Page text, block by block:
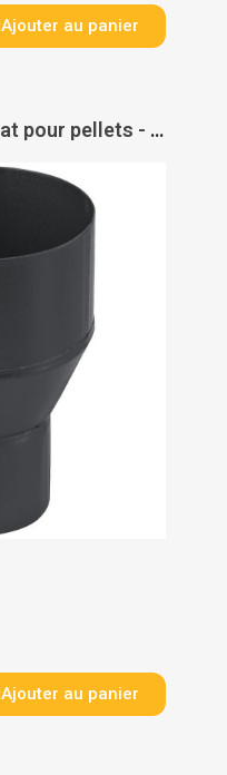
Ajouter au panier
Réduction émail noir mat pour pellets - TEN
Ajouter au panier